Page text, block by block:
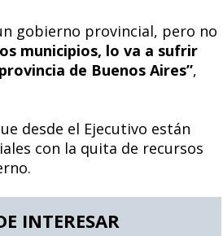
gobierno provincial, pero no
municipios, lo va a sufrir
de Buenos Aires”,
desde el Ejecutivo están
con la quita de recursos
INTERESAR